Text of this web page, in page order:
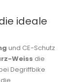
die ideale
und CE-Schutz
Weiss die
Degriffbike